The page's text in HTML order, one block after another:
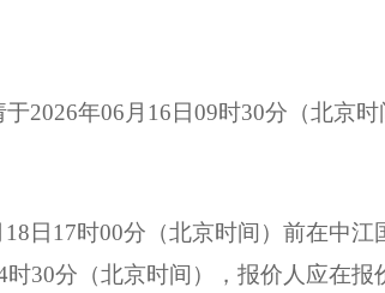
于2026年06月16日09时30分（北京
日17时00分（北京时间）前在中江
30分（北京时间），报价人应在